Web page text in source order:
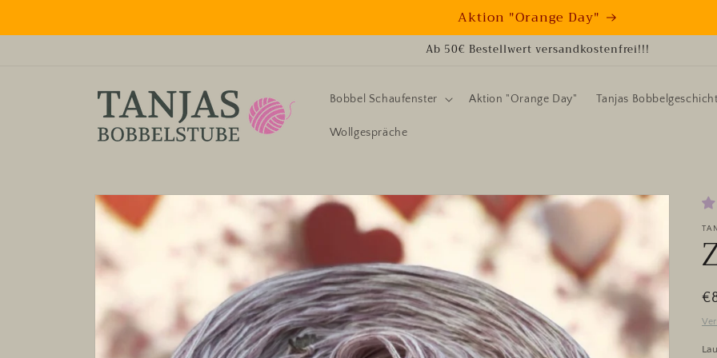
Aktion "Orange Day"
Inhalt
Ab 50€ Bestellwert versandkostenfrei!!!
Bobbel Schaufenster Aktion "Orange Day" Tanjas
Wollgespräche
Zu
Produktinformationen
springen